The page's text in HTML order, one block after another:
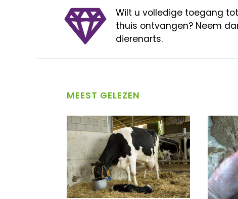
Wilt u volledige toegang
thuis ontvangen? Neem
dierenarts.
MEEST GELEZEN